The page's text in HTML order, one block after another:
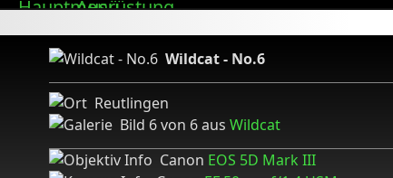
Wildcat - No.6
Reutlingen
Bild 6 von 6 aus Wildcat
Canon EOS 5D Mark III